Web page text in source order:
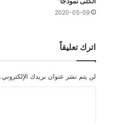
2020-05-09
اترك تعليقاً
لن يتم نشر عنوان بريدك الإلكتروني.